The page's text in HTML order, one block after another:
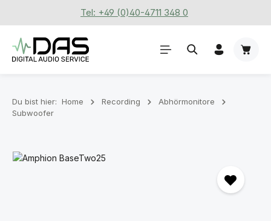
Zum Hauptinhalt springenTel: +49 (0)40-4711 348 0
Du bist hier: Home Recording
Abhörmonitore
Subwoofer
Bildergalerie überspringen